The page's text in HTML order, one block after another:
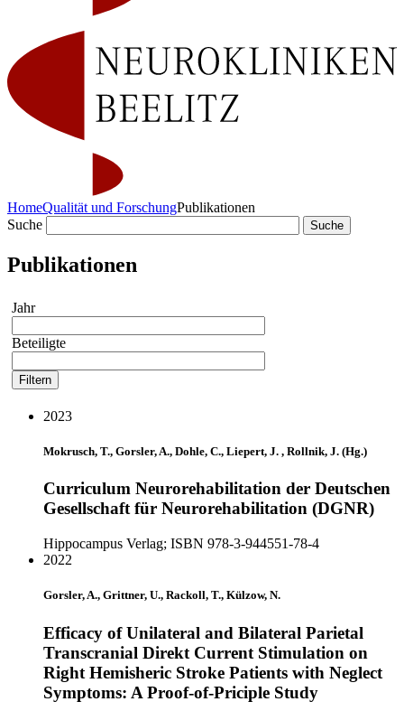
HomeQualität und ForschungPublikationen
Suche
Publikationen
Jahr
Beteiligte
Filtern
2023
Mokrusch, T., Gorsler, A., Dohle, C., Liepert, J. , Rollnik, J. (Hg.)
Curriculum Neurorehabilitation der Deutschen
Gesellschaft für Neurorehabilitation (DGNR)
Hippocampus Verlag; ISBN 978-3-944551-78-4
2022
Gorsler, A., Grittner, U., Rackoll, T., Külzow, N.
Efficacy of Unilateral and Bilateral Parietal
Transcranial Direkt Current Stimulation on
Right Hemisheric Stroke Patients with Neglect
Symptoms: A Proof-of-Priciple Study